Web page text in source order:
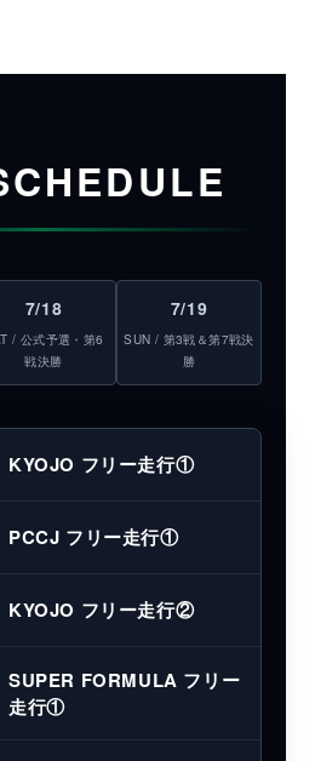
7/18
/ 公式予選・第6
戦決勝
7/19
SUN / 第3戦＆第7戦決
勝
KYOJO フリー走行①
PCCJ フリー走行①
KYOJO フリー走行②
SUPER FORMULA フリー
走行①